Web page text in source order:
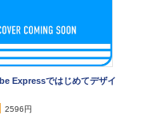
Expressではじめてデザイ
2596円